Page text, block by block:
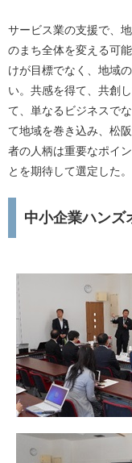
サービス業の支援で、
のまち全体を変える可
けが目標でなく、地域
い。共感を得て、共創
て、単なるビジネスで
て地域を巻き込み、松
者の人柄は重要なポイ
とを期待して選定した。
中小企業ハンズ